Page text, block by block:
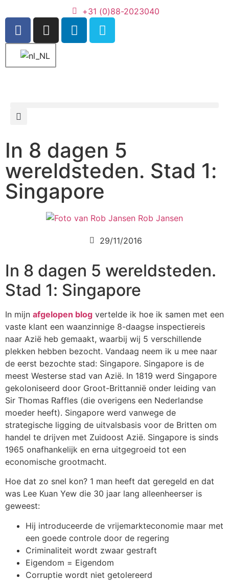
+31 (0)88-2023040
In 8 dagen 5
wereldsteden. Stad 1:
Singapore
Rob Jansen
29/11/2016
In 8 dagen 5 wereldsteden.
Stad 1: Singapore
In mijn afgelopen blog vertelde ik hoe ik samen met een
vaste klant een waanzinnige 8-daagse inspectiereis
naar Azië heb gemaakt, waarbij wij 5 verschillende
plekken hebben bezocht. Vandaag neem ik u mee naar
de eerst bezochte stad: Singapore. Singapore is de
meest Westerse stad van Azië. In 1819 werd Singapore
gekoloniseerd door Groot-Brittannië onder leiding van
Sir Thomas Raffles (die overigens een Nederlandse
moeder heeft). Singapore werd vanwege de
strategische ligging de uitvalsbasis voor de Britten om
handel te drijven met Zuidoost Azië. Singapore is sinds
1965 onafhankelijk en erna uitgegroeid tot een
economische grootmacht.
Hoe dat zo snel kon? 1 man heeft dat geregeld en dat
was Lee Kuan Yew die 30 jaar lang alleenheerser is
geweest:
Hij introduceerde de vrijemarkteconomie maar met
een goede controle door de regering
Criminaliteit wordt zwaar gestraft
Eigendom = Eigendom
Corruptie wordt niet getolereerd